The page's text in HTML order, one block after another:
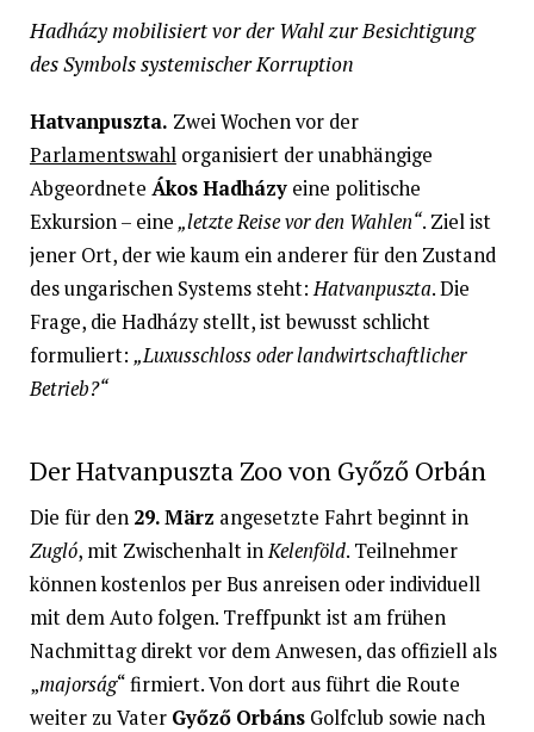
Hadházy mobilisiert vor der Wahl zur Besichtigung
des Symbols systemischer Korruption
Hatvanpuszta. Zwei Wochen vor der
Parlamentswahlorganisiert der unabhängige
Abgeordnete Ákos Hadházyeine politische
Exkursion – eine„letzte Reise vor den Wahlen“. Ziel ist
jener Ort, der wie kaum ein anderer für den Zustand
des ungarischen Systems steht:Hatvanpuszta. Die
Frage, die Hadházy stellt, ist bewusst schlicht
formuliert: „Luxusschloss oder landwirtschaftlicher
Betrieb?“
Der Hatvanpuszta Zoo von Győző Orbán
Die für den 29. März angesetzte Fahrt beginnt in
Zugló, mit Zwischenhalt inKelenföld. Teilnehmer
können kostenlos per Bus anreisen oder individuell
mit dem Auto folgen. Treffpunkt ist am frühen
Nachmittag direkt vor dem Anwesen, das offiziell als
„majorság“ firmiert. Von dort aus führt die Route
weiter zu VaterGyőző OrbánsGolfclub sowie nach